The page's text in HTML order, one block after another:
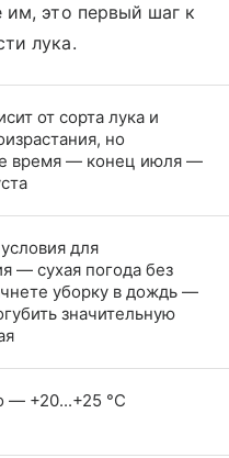
это первый шаг к
лука.
от сорта лука и
но
время — конец июля —
для
— сухая погода без
уборку в дождь —
значительную
— +20...+25 °C